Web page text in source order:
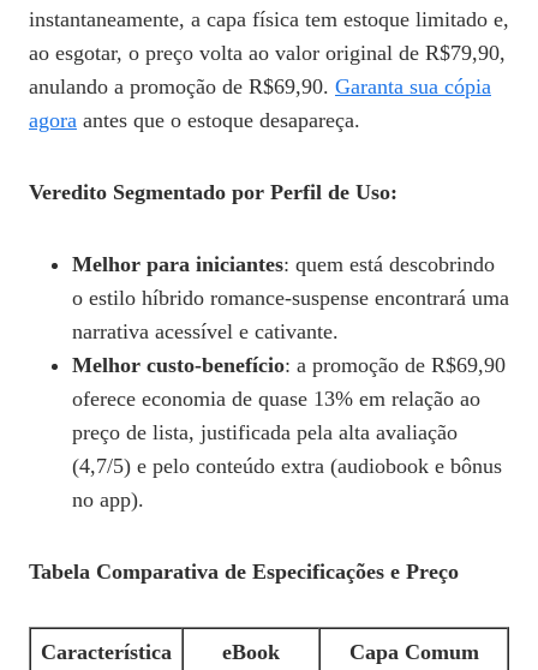
instantaneamente, a capa física tem estoque limitado e,
ao esgotar, o preço volta ao valor original de R$79,90,
anulando a promoção de R$69,90. Garanta sua cópia
agora antes que o estoque desapareça.
Veredito Segmentado por Perfil de Uso:
Melhor para iniciantes: quem está descobrindo
o estilo híbrido romance‑suspense encontrará uma
narrativa acessível e cativante.
Melhor custo‑benefício: a promoção de R$69,90
oferece economia de quase 13% em relação ao
preço de lista, justificada pela alta avaliação
(4,7/5) e pelo conteúdo extra (audiobook e bônus
no app).
Tabela Comparativa de Especificações e Preço
Característica eBook
Capa Comum